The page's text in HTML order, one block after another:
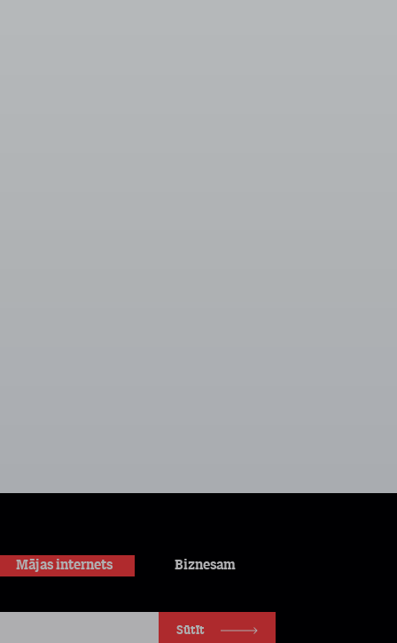
Mājas internets Biznesam
Sūtīt